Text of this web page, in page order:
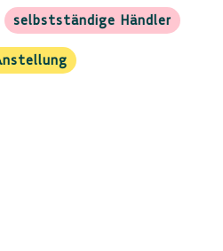
selbstständige Händler